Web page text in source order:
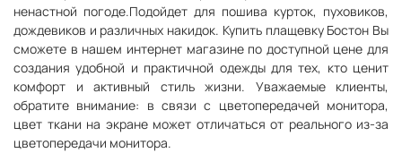
ненастной погоде.Подойдет для пошива курток, пуховиков,
дождевиков и различных накидок. Купить плащевку Бостон Вы
сможете в нашем интернет магазине по доступной цене для
создания удобной и практичной одежды для тех, кто ценит
комфорт и активный стиль жизни. Уважаемые клиенты,
обратите внимание: в связи с цветопередачей монитора,
цвет ткани на экране может отличаться от реального из-за
цветопередачи монитора.